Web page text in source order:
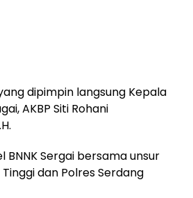
dipimpin langsung Kepala
AKBP Siti Rohani
Sergai bersama unsur
dan Polres Serdang